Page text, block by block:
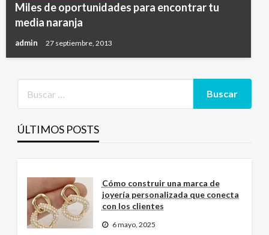
Miles de oportunidades para encontrar tu
media naranja
admin 27 septiembre, 2013
ÚLTIMOS POSTS
Cómo construir una marca de
joyería personalizada que conecta
con los clientes
6 mayo, 2025